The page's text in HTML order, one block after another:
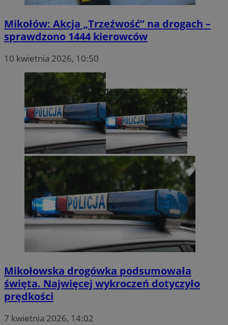
Mikołów: Akcja „Trzeźwość” na drogach –
sprawdzono 1444 kierowców
10 kwietnia 2026, 10:50
Mikołowska drogówka podsumowała
święta. Najwięcej wykroczeń dotyczyło
prędkości
7 kwietnia 2026, 14:02